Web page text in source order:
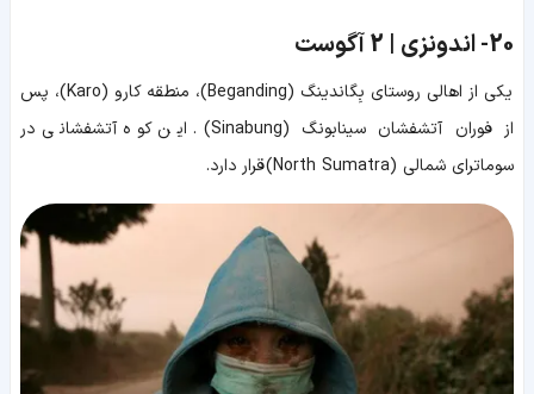
20- اندونزی | 2 آگوست
یکی از اهالی روستای بِگاندینگ (Beganding)، منطقه کارو (Karo)، پس
از فوران آتشفشان سینابونگ (Sinabung). این کوه آتشفشانی در
سوماترای شمالی (North Sumatra) قرار دارد.